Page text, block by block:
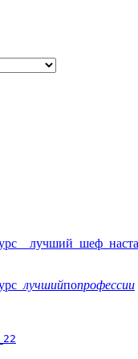
_лучшийпопрофессии